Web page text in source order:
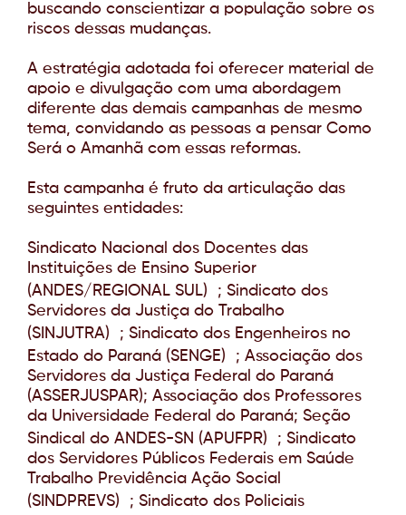
buscando conscientizar a população sobre os
riscos dessas mudanças.
A estratégia adotada foi oferecer material de
apoio e divulgação com uma abordagem
diferente das demais campanhas de mesmo
tema, convidando as pessoas a pensar Como
Será o Amanhã com essas reformas.
Esta campanha é fruto da articulação das
seguintes entidades:
Sindicato Nacional dos Docentes das
Instituições de Ensino Superior
(ANDES/REGIONAL SUL) ; Sindicato dos
Servidores da Justiça do Trabalho
(SINJUTRA) ; Sindicato dos Engenheiros no
Estado do Paraná (SENGE) ; Associação dos
Servidores da Justiça Federal do Paraná
(ASSERJUSPAR); Associação dos Professores
da Universidade Federal do Paraná; Seção
Sindical do ANDES-SN (APUFPR) ; Sindicato
dos Servidores Públicos Federais em Saúde
Trabalho Previdência Ação Social
(SINDPREVS) ; Sindicato dos Policiais